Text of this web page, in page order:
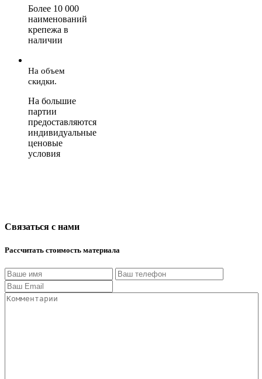
Более 10 000
наименований
крепежа в
наличии
На объем
скидки.
На большие
партии
предоставляются
индивидуальные
ценовые
условия
Связаться с нами
Рассчитать стоимость материала